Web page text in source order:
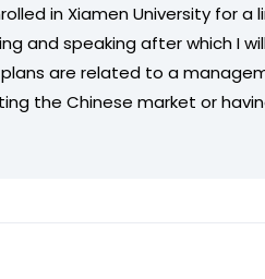
in Xiamen University for a
and speaking after which I
are related to a
the Chinese market or